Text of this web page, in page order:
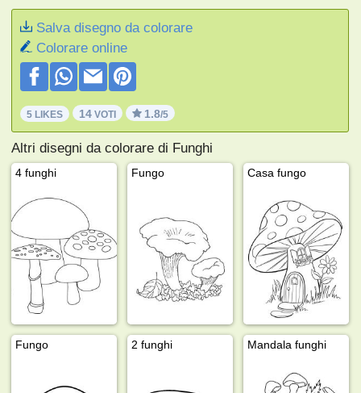
Salva disegno da colorare
Colorare online
5 LIKES 14 VOTI 1.8/5
Altri disegni da colorare di Funghi
4 funghi Fungo Casa fungo
Fungo 2 funghi Mandala funghi